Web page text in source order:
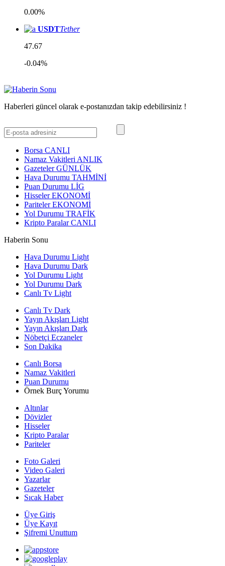
0.00%
USDTTether
47.67
-0.04%
Haberleri güncel olarak e-postanızdan takip edebilirsiniz !
Borsa CANLI
Namaz VakitleriANLIK
GazetelerGÜNLÜK
Hava Durumu TAHMİNİ
Puan Durumu LİG
HisselerEKONOMİ
ParitelerEKONOMİ
Yol Durumu TRAFİK
Kripto ParalarCANLI
Haberin Sonu
Hava Durumu Light
Hava Durumu Dark
Yol Durumu Light
Yol Durumu Dark
Canlı Tv Light
Canlı Tv Dark
Yayın Akışları Light
Yayın Akışları Dark
Nöbetçi Eczaneler
Son Dakika
Canlı Borsa
Namaz Vakitleri
Puan Durumu
Örnek Burç Yorumu
Altınlar
Dövizler
Hisseler
Kripto Paralar
Pariteler
Foto Galeri
Video Galeri
Yazarlar
Gazeteler
Sıcak Haber
Üye Giriş
Üye Kayıt
Şifremi Unuttum